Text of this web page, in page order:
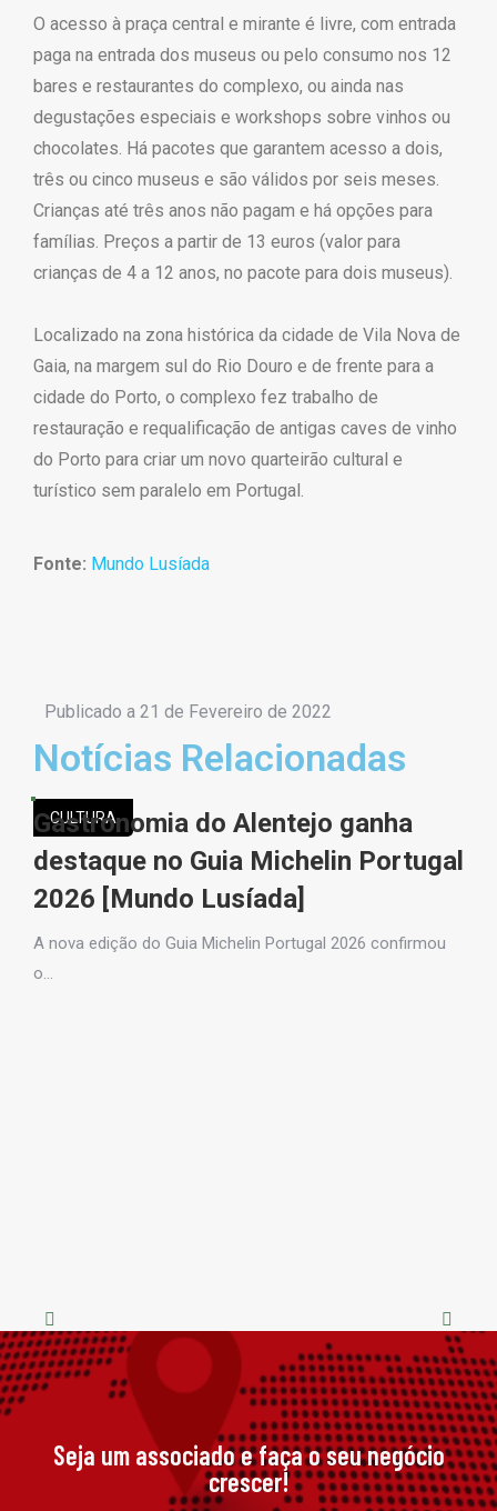
O acesso à praça central e mirante é livre, com entrada
paga na entrada dos museus ou pelo consumo nos 12
bares e restaurantes do complexo, ou ainda nas
degustações especiais e workshops sobre vinhos ou
chocolates. Há pacotes que garantem acesso a dois,
três ou cinco museus e são válidos por seis meses.
Crianças até três anos não pagam e há opções para
famílias. Preços a partir de 13 euros (valor para
crianças de 4 a 12 anos, no pacote para dois museus).
Localizado na zona histórica da cidade de Vila Nova de
Gaia, na margem sul do Rio Douro e de frente para a
cidade do Porto, o complexo fez trabalho de
restauração e requalificação de antigas caves de vinho
do Porto para criar um novo quarteirão cultural e
turístico sem paralelo em Portugal.
Fonte: Mundo Lusíada
Publicado a 21 de Fevereiro de 2022
Notícias Relacionadas
CULTURA
Gastronomia do Alentejo ganha
destaque no Guia Michelin Portugal
2026 [Mundo Lusíada]
A nova edição do Guia Michelin Portugal 2026 confirmou
o…
Seja um associado e faça o seu negócio
crescer!